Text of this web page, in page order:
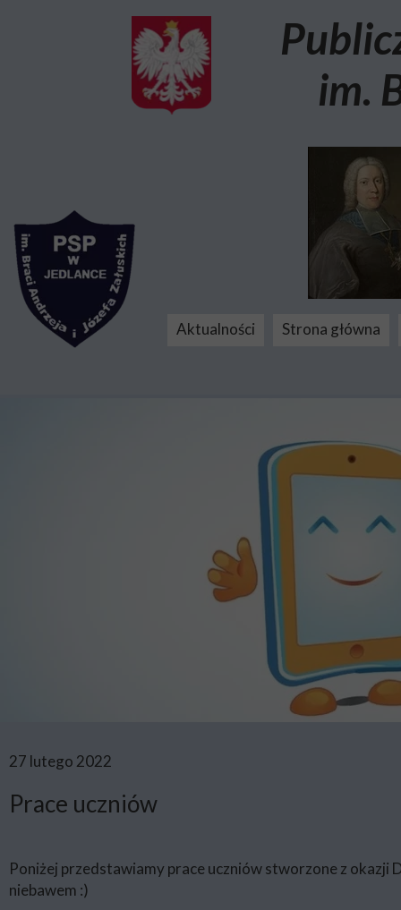
27 lutego 2022
Prace uczniów
Poniżej przedstawiamy prace uczniów stworzone z okazji
niebawem :)
Aktualności Strona główna
im.